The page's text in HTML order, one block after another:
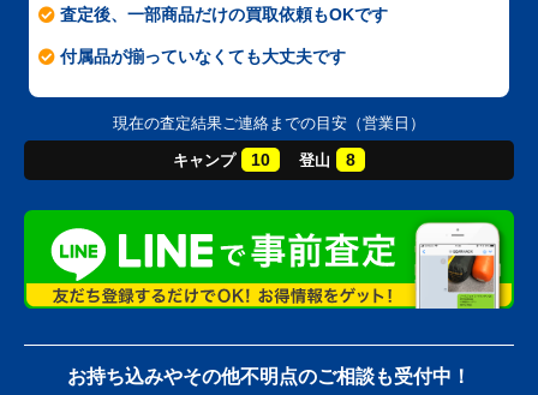
査定後、一部商品だけの買取依頼もOKです
付属品が揃っていなくても大丈夫です
現在の査定結果ご連絡までの目安（営業日）
キャンプ 10 登山 8
お持ち込みやその他不明点のご相談も受付中！